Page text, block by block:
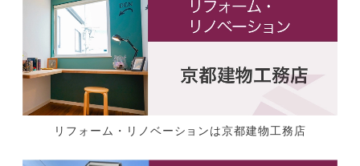
リフォーム・リノベーションは京都建物工務店